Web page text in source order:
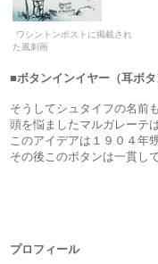
ワシントンポストに掲載され
た風刺画
■ボタンインイヤー（耳ボ
そうしてシュタイフの名前
頭を悩ましたマルガレーテ
このアイデアは１９０４年
その後このボタンは一貫し
プロフィール